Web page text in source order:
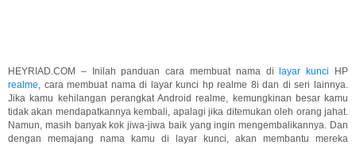
HEYRIAD.COM – Inilah panduan cara membuat nama di layar kunci HP
realme, cara membuat nama di layar kunci hp realme 8i dan di seri lainnya.
Jika kamu kehilangan perangkat Android realme, kemungkinan besar kamu
tidak akan mendapatkannya kembali, apalagi jika ditemukan oleh orang jahat.
Namun, masih banyak kok jiwa-jiwa baik yang ingin mengembalikannya. Dan
dengan memajang nama kamu di layar kunci, akan membantu mereka